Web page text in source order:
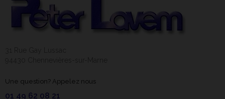
Une question? Appelez nous
01 49 62 08 21